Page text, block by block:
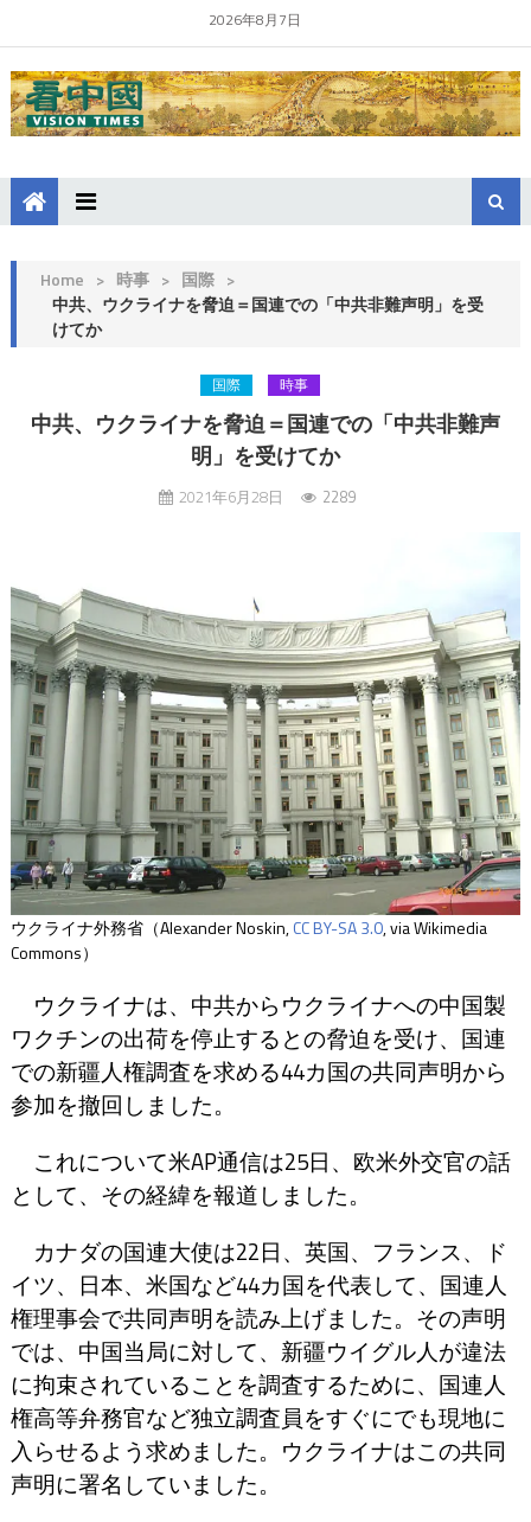
2026年8月7日
Home > 時事 > 国際 >
中共、ウクライナを脅迫＝国連での「中共非難声明」を受
けてか
国際 時事
中共、ウクライナを脅迫＝国連での「中共非難声
明」を受けてか
2021年6月28日 2289
ウクライナ外務省（Alexander Noskin,CC BY-SA 3.0, via Wikimedia
Commons）
ウクライナは、中共からウクライナへの中国製
ワクチンの出荷を停止するとの脅迫を受け、国連
での新疆人権調査を求める44カ国の共同声明から
参加を撤回しました。
これについて米AP通信は25日、欧米外交官の話
として、その経緯を報道しました。
カナダの国連大使は22日、英国、フランス、ド
イツ、日本、米国など44カ国を代表して、国連人
権理事会で共同声明を読み上げました。その声明
では、中国当局に対して、新疆ウイグル人が違法
に拘束されていることを調査するために、国連人
権高等弁務官など独立調査員をすぐにでも現地に
入らせるよう求めました。ウクライナはこの共同
声明に署名していました。